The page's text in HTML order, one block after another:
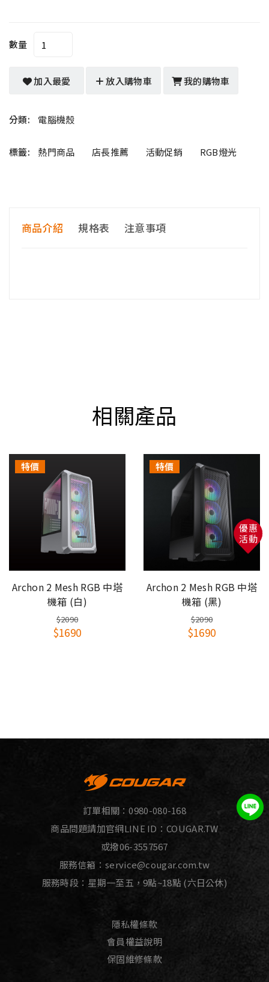
數量
加入最愛 放入購物車 我的購物車
分類: 電腦機殼
標籤: 熱門商品 店長推薦 活動促銷 RGB燈光
商品介紹 規格表 注意事項
此商品需要有DIY組裝的能力，請自行斟酌對商品的
組裝認知！
注意事項：
1.若因組裝方式錯誤造成損壞需自行負擔零件更換的
費用。
2.如組裝後不滿意想辦理退貨，因本系列產品部分零
件是一次性組裝，無法回收使用，需要自行負擔此零
相關產品
2 Mesh RGB 中塔
機箱 (白)
$2090
$1690
Archon 2 Mesh RGB 中塔
機箱 (黑)
$2090
$1690
訂單相關：0980-080-168
商品問題請加官網LINE ID： COUGAR.TW
或撥06-3557567
服務信箱：service@cougar.com.tw
服務時段：星期一至五，9點~18點 (六日公休)
隱私權條款
會員權益說明
保固維修條款
優惠
活動